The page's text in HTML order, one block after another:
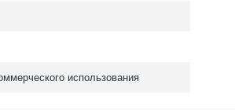
использования